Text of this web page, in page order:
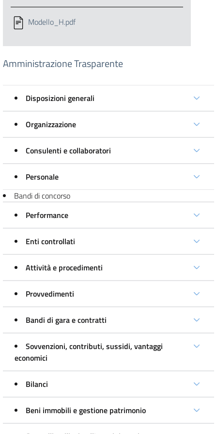
Modello_H.pdf
Amministrazione Trasparente
Disposizioni generali
Organizzazione
Consulenti e collaboratori
Personale
Bandi di concorso
Performance
Enti controllati
Attività e procedimenti
Provvedimenti
Bandi di gara e contratti
Sovvenzioni, contributi, sussidi, vantaggi
economici
Bilanci
Beni immobili e gestione patrimonio